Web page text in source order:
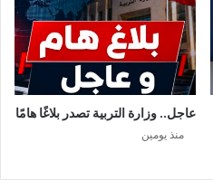
عاجل.. وزارة التربية تصدر بلاغًا هامًا
منذ يومين